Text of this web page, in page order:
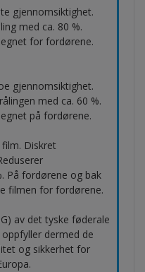
gjennomsiktighet.
med ca. 80 %.
for fordørene.
gjennomsiktighet.
med ca. 60 %.
på fordørene.
Diskret
På fordørene og bak
filmen for fordørene.
av det tyske føderale
dermed de
og sikkerhet for